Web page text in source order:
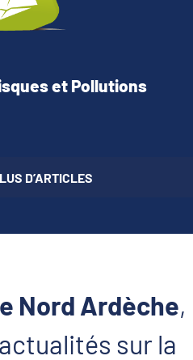
et Pollutions
D’ARTICLES
Nord Ardèche,
sur la